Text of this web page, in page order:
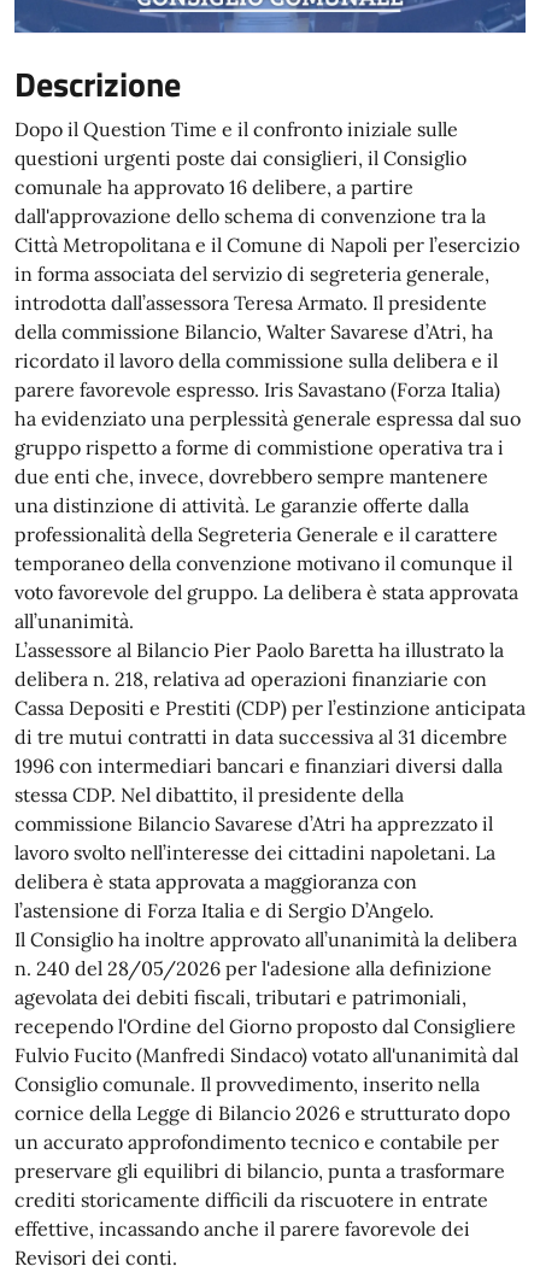
Descrizione
Dopo il Question Time e il confronto iniziale sulle
questioni urgenti poste dai consiglieri, il Consiglio
comunale ha approvato 16 delibere, a partire
dall'approvazione dello schema di convenzione tra la
Città Metropolitana e il Comune di Napoli per l’esercizio
in forma associata del servizio di segreteria generale,
introdotta dall’assessora Teresa Armato. Il presidente
della commissione Bilancio, Walter Savarese d’Atri, ha
ricordato il lavoro della commissione sulla delibera e il
parere favorevole espresso. Iris Savastano (Forza Italia)
ha evidenziato una perplessità generale espressa dal suo
gruppo rispetto a forme di commistione operativa tra i
due enti che, invece, dovrebbero sempre mantenere
una distinzione di attività. Le garanzie offerte dalla
professionalità della Segreteria Generale e il carattere
temporaneo della convenzione motivano il comunque il
voto favorevole del gruppo. La delibera è stata approvata
all’unanimità.
L’assessore al Bilancio Pier Paolo Baretta ha illustrato la
delibera n. 218, relativa ad operazioni finanziarie con
Cassa Depositi e Prestiti (CDP) per l’estinzione anticipata
di tre mutui contratti in data successiva al 31 dicembre
1996 con intermediari bancari e finanziari diversi dalla
stessa CDP. Nel dibattito, il presidente della
commissione Bilancio Savarese d’Atri ha apprezzato il
lavoro svolto nell’interesse dei cittadini napoletani. La
delibera è stata approvata a maggioranza con
l’astensione di Forza Italia e di Sergio D’Angelo.
Il Consiglio ha inoltre approvato all’unanimità la delibera
n. 240 del 28/05/2026 per l'adesione alla definizione
agevolata dei debiti fiscali, tributari e patrimoniali,
recependo l'Ordine del Giorno proposto dal Consigliere
Fulvio Fucito (Manfredi Sindaco) votato all'unanimità dal
Consiglio comunale. Il provvedimento, inserito nella
cornice della Legge di Bilancio 2026 e strutturato dopo
un accurato approfondimento tecnico e contabile per
preservare gli equilibri di bilancio, punta a trasformare
crediti storicamente difficili da riscuotere in entrate
effettive, incassando anche il parere favorevole dei
Revisori dei conti.